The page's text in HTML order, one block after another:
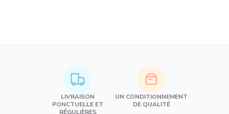
LIVRAISON
PONCTUELLE ET
RÉGULIÈRES
UN CONDITIONNEMENT
DE QUALITÉ